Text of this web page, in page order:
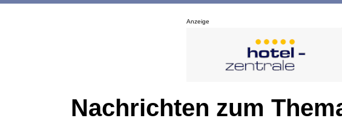
Anzeige
Nachrichten zum